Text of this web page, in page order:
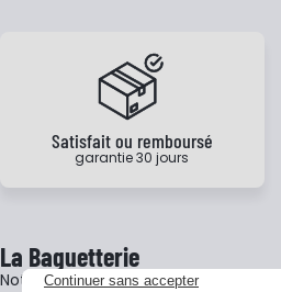
Satisfait ou remboursé
garantie 30 jours
La Baguetterie
Notre histoire